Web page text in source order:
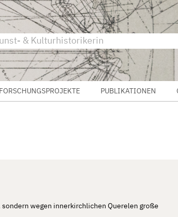
& Kulturhistorikerin
FORSCHUNGSPROJEKTE PUBLIKATIONEN
wegen innerkirchlichen Querelen große